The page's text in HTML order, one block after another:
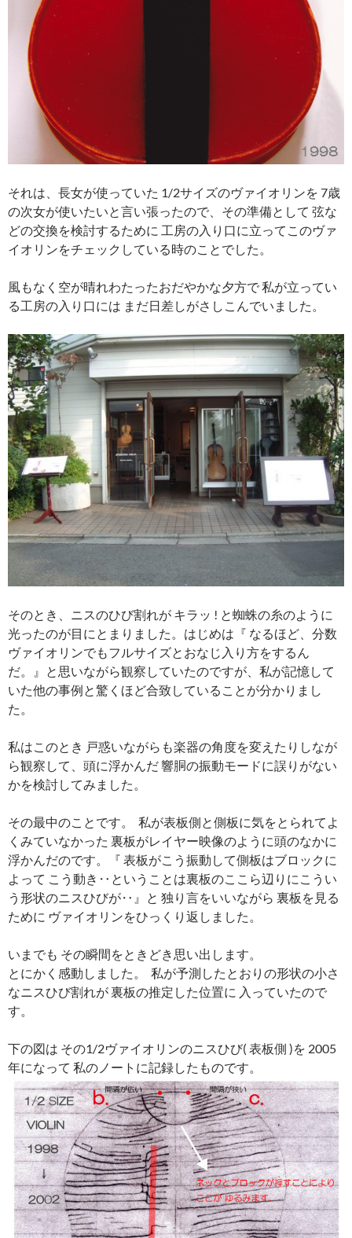
それは、長女が使っていた 1/2サイズのヴァイオリンを 7歳
の次女が使いたいと言い張ったので、その準備として 弦な
どの交換を検討するために 工房の入り口に立ってこのヴァ
イオリンをチェックしている時のことでした。
風もなく空が晴れわたったおだやかな夕方で 私が立ってい
る工房の入り口には まだ日差しがさしこんでいました。
そのとき、ニスのひび割れが キラッ ! と蜘蛛の糸のように
光ったのが目にとまりました。はじめは『 なるほど、分数
ヴァイオリンでもフルサイズとおなじ入り方をするん
だ。』と思いながら観察していたのですが、私が記憶して
いた他の事例と驚くほど合致していることが分かりまし
た。
私はこのとき 戸惑いながらも楽器の角度を変えたりしなが
ら観察して、頭に浮かんだ 響胴の振動モードに誤りがない
かを検討してみました。
その最中のことです。 私が表板側と側板に気をとられてよ
くみていなかった 裏板がレイヤー映像のように頭のなかに
浮かんだのです。『 表板がこう振動して側板はブロックに
よって こう動き‥ということは裏板のここら辺りにこうい
う形状のニスひびが‥』と 独り言をいいながら 裏板を見る
ために ヴァイオリンをひっくり返しました。
いまでも その瞬間をときどき思い出します。
とにかく感動しました。 私が予測したとおりの形状の小さ
なニスひび割れが 裏板の推定した位置に 入っていたので
す。
下の図は その1/2ヴァイオリンのニスひび( 表板側 )を 2005
年になって 私のノートに記録したものです。